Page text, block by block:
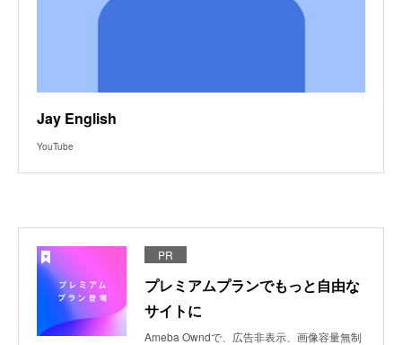
Jay English
YouTube
PR
プレミアムプランでもっと自由な
サイトに
Ameba Owndで、広告非表示、画像容量無制